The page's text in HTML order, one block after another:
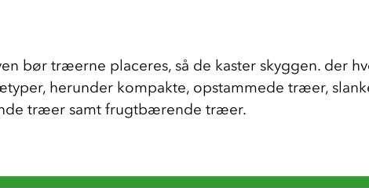
bør træerne placeres, så de kaster skyggen. der
herunder kompakte, opstammede træer,
træer samt frugtbærende træer.